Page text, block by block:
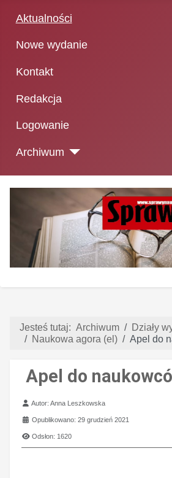
Aktualności
Nowe wydanie
Kontakt
Redakcja
Logowanie
Archiwum
Jesteś tutaj: Archiwum
Działy
Naukowa agora (el)
Apel do
Apel do
Szczegóły
Autor:Anna Leszkowska
Opublikowano: 29 grudzień 2021
Odsłon: 1620